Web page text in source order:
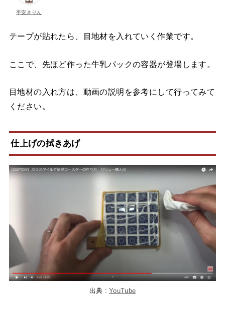
平安きりん
テープが貼れたら、目地材を入れていく作業です。
ここで、先ほど作った牛乳パックの容器が登場します。
目地材の入れ方は、動画の説明を参考にして行ってみて
ください。
仕上げの拭きあげ
出典 :YouTube